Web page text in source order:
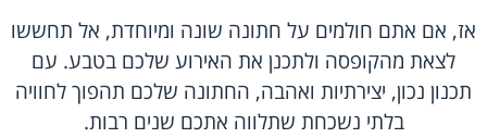
אז, אם אתם חולמים על חתונה שונה ומיוחדת, אל תחששו
לצאת מהקופסה ולתכנן את האירוע שלכם בטבע. עם
תכנון נכון, יצירתיות ואהבה, החתונה שלכם תהפוך לחוויה
בלתי נשכחת שתלווה אתכם שנים רבות.